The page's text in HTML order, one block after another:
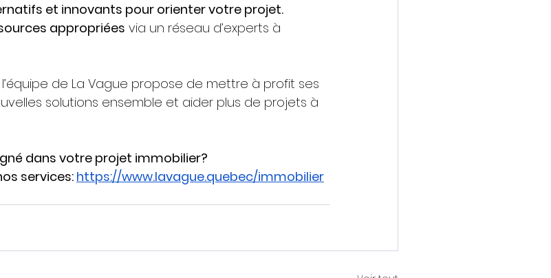
et innovants pour orienter votre projet.
appropriées via un réseau d’experts à
de La Vague propose de mettre à profit ses
solutions ensemble et aider plus de projets à
dans votre projet immobilier?
services: https://www.lavague.quebec/immobilier